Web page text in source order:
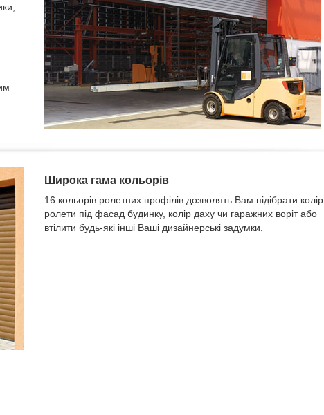
Широка гама кольорів
16 кольорів ролетних профілів дозволять Вам підібрати колір
ролети під фасад будинку, колір даху чи гаражних воріт або
втілити будь-які інші Ваші дизайнерські задумки.